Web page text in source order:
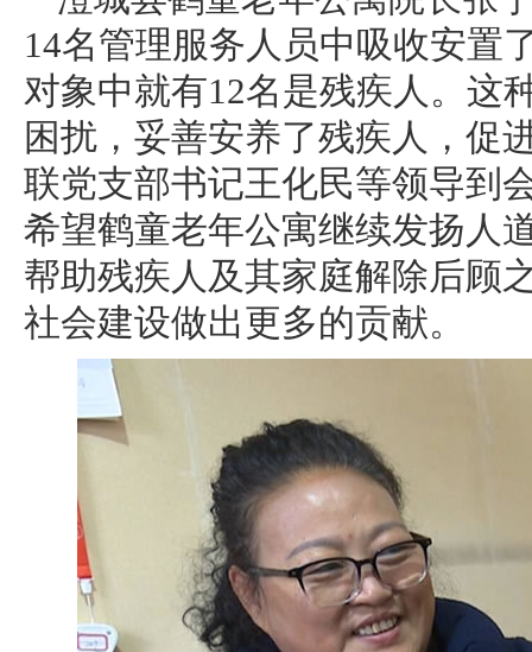
14名管理服务人员中吸收安置
对象中就有12名是残疾人。这
困扰，妥善安养了残疾人，促
联党支部书记王化民等领导到
希望鹤童老年公寓继续发扬人
帮助残疾人及其家庭解除后顾
社会建设做出更多的贡献。